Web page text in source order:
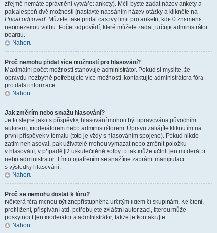
zřejmě nemáte oprávnění vytvářet ankety). Měli byste zadat název ankety a
pak alespoň dvě možnosti (nastavte napsáním název otázky a klikněte na
Přidat odpověď. Můžete také přidat časový limit pro anketu, kde 0 znamená
neomezenou volbu. Počet odpovědí, které můžete zadat, určuje administrátor
boardu.
Nahoru
Proč nemohu přidat více možností pro hlasování?
Maximální počet možností stanovuje administrátor. Pokud si myslíte, že
opravdu nezbytně potřebujete více možností, kontaktujte administrátora fóra
pro další informace.
Nahoru
Jak změním nebo smažu hlasování?
Je to stejné jako s příspěvky, hlasování mohou být upravována původním
autorem, moderátorem nebo administrátorem. Úpravu zahájíte kliknutím na
první příspěvek v tématu (toto je vždy s hlasováním spojeno). Pokud nikdo
zatím nehlasoval, pak uživatelé mohou vymazat nebo změnit položku
v hlasování, v případě již uskutečněné volby to tak může učinit jen moderátor
nebo administrátor. Tímto opatřením se snažíme zabránit manipulaci
s výsledky hlasování.
Nahoru
Proč se nemohu dostat k fóru?
Některá fóra mohou být znepřístupněna určitým lidem či skupinám. Ke čtení,
prohlížení, přispívání atd. potřebujete zvláštní autorizaci, kterou může
poskytnout jen moderátor a administrátor, takže je kontaktujte.
Nahoru